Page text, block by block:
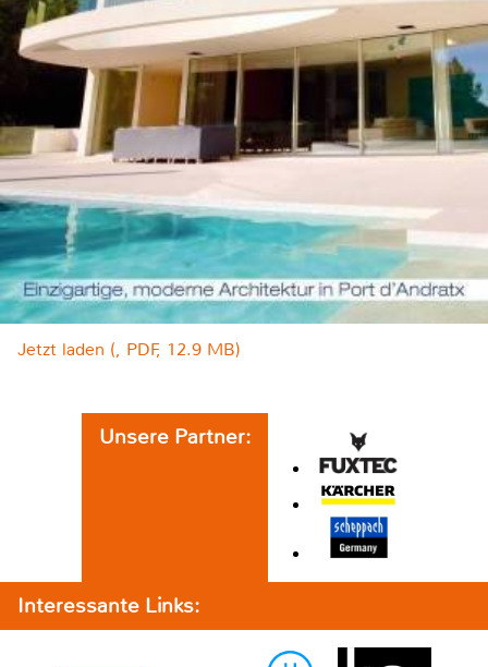
Jetzt laden (, PDF, 12.9 MB)
Unsere Partner:
Interessante Links: